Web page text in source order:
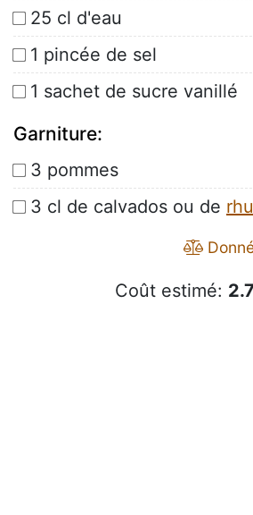
25 cl d'eau
1 pincée de sel
1 sachet de sucre vanillé
Garniture:
3 pommes
3 cl de calvados ou de
Coût estimé: